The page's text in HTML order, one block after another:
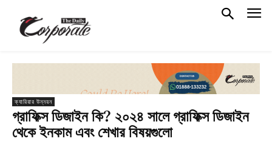
ক্যারিয়ার উন্নয়ন
গ্রাফিক্স ডিজাইন কি? ২০২৪ সালে গ্রাফিক্স ডিজাইন
থেকে ইনকাম এবং শেখার বিষয়গুলো